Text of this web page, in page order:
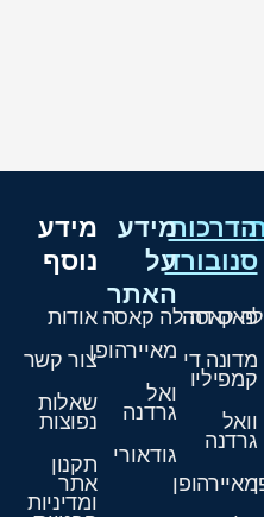
קאסה
הדרכות
סנובורד
פאס דה לה קאסה
מדונה די
קמפיליו
וואל
גרדנה
מאיירהופן
מידע
על
האתר
מאיירהופן
ואל
גרדנה
גודאורי
מידע
נוסף
אודות
צור קשר
שאלות
נפוצות
תקנון
אתר
ומדיניות